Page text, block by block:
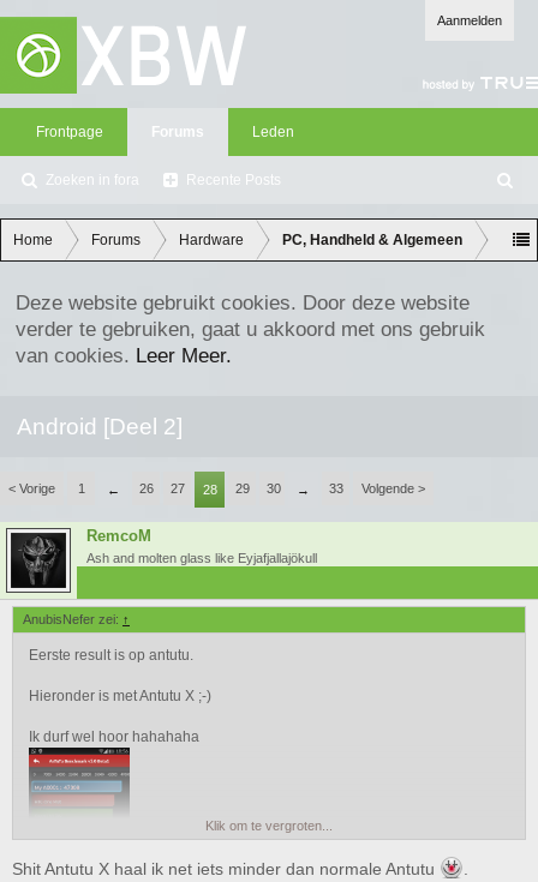
Aanmelden
Frontpage Forums
Zoeken in fora Recente Posts
Leden
oe
ke
n
Home Forums Hardware PC, Handheld & Algemeen
Deze website gebruikt cookies. Door deze website
verder te gebruiken, gaat u akkoord met ons gebruik
van cookies. Leer Meer.
Android [Deel 2]
< Vorige 1 ← 26 27 28 29 30 → 33 Volgende >
RemcoM
Ash and molten glass like Eyjafjallajökull
AnubisNefer zei: ↑
Eerste result is op antutu.
Hieronder is met Antutu X ;-)
Ik durf wel hoor hahahaha
Klik om te vergroten...
Shit Antutu X haal ik net iets minder dan normale Antutu